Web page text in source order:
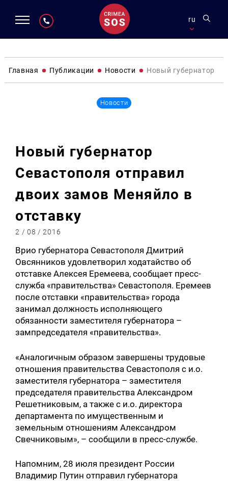
ru
Главная Публикации Новости Новый губернатор
Новости
Новый губернатор
Севастополя отправил
двоих замов Меняйло в
отставку
2 / 08 / 2016
Врио губернатора Севастополя Дмитрий
Овсянников удовлетворил ходатайство об
отставке Алексея Еремеева, сообщает пресс-
служба «правительства» Севастополя. Еремеев
после отставки «правительства» города
занимал должность исполняющего
обязанности заместителя губернатора –
зампредседателя «правительства».
«Аналогичным образом завершены трудовые
отношения правительства Севастополя с и.о.
заместителя губернатора – заместителя
председателя правительства Александром
Решетниковым, а также с и.о. директора
департамента по имущественным и
земельным отношениям Александром
Свечниковым», – сообщили в пресс-службе.
Напомним, 28 июля президент России
Владимир Путин отправил губернатора